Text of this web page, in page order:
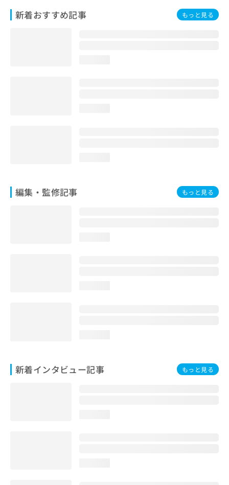
新着おすすめ記事 もっと見る
編集・監修記事 もっと見る
新着インタビュー記事 もっと見る
問